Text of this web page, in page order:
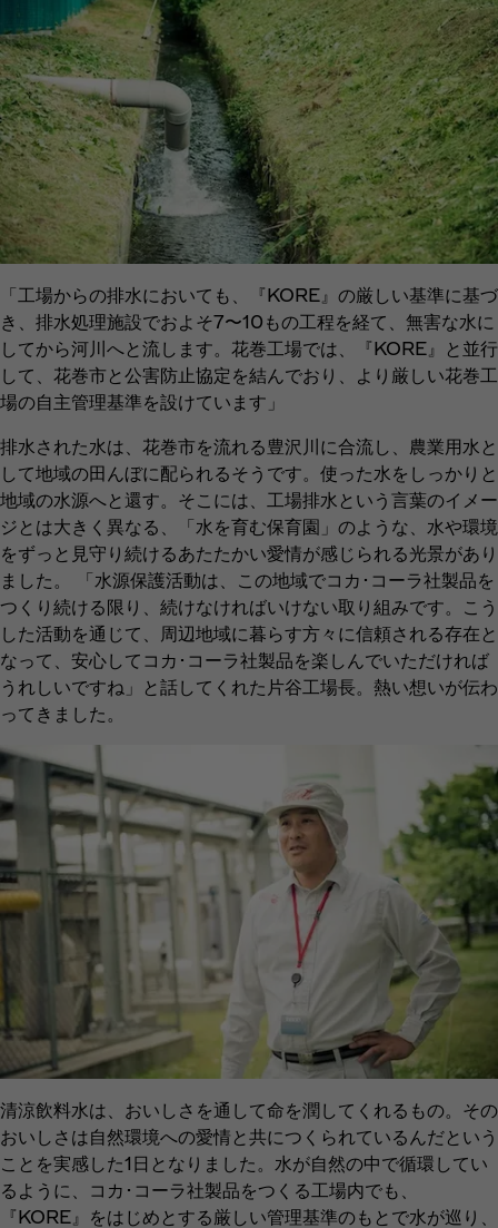
「工場からの排水においても、『KORE』の厳しい基準に基づ
き、排水処理施設でおよそ7〜10もの工程を経て、無害な水に
してから河川へと流します。花巻工場では、『KORE』と並行
して、花巻市と公害防止協定を結んでおり、より厳しい花巻工
場の自主管理基準を設けています」
排水された水は、花巻市を流れる豊沢川に合流し、農業用水と
して地域の田んぼに配られるそうです。使った水をしっかりと
地域の水源へと還す。そこには、工場排水という言葉のイメー
ジとは大きく異なる、「水を育む保育園」のような、水や環境
をずっと見守り続けるあたたかい愛情が感じられる光景があり
ました。 「水源保護活動は、この地域でコカ･コーラ社製品を
つくり続ける限り、続けなければいけない取り組みです。こう
した活動を通じて、周辺地域に暮らす方々に信頼される存在と
なって、安心してコカ･コーラ社製品を楽しんでいただければ
うれしいですね」と話してくれた片谷工場長。熱い想いが伝わ
ってきました。
清涼飲料水は、おいしさを通して命を潤してくれるもの。その
おいしさは自然環境への愛情と共につくられているんだという
ことを実感した1日となりました。水が自然の中で循環してい
るように、コカ･コーラ社製品をつくる工場内でも、
『KORE』をはじめとする厳しい管理基準のもとで水が巡り、